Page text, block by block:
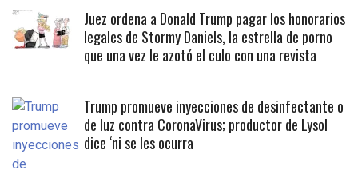
Juez ordena a Donald Trump pagar los honorarios
legales de Stormy Daniels, la estrella de porno
que una vez le azotó el culo con una revista
Trump promueve inyecciones de desinfectante o
de luz contra CoronaVirus; productor de Lysol
dice ‘ni se les ocurra